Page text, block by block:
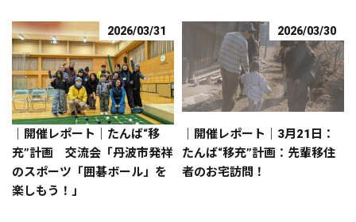
2026/03/31
｜開催レポート｜たんば“移
充”計画 交流会「丹波市発祥
のスポーツ「囲碁ボール」を
楽しもう！」
2026/03/30
｜開催レポート｜3月21日：
たんば“移充”計画：先輩移住
者のお宅訪問！